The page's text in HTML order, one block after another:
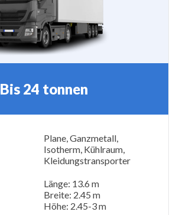
Bis 24 tonnen
Plane, Ganzmetall,
Isotherm, Kühlraum,
Kleidungstransporter
Länge: 13.6 m
Breite: 2.45 m
Höhe: 2.45-3 m